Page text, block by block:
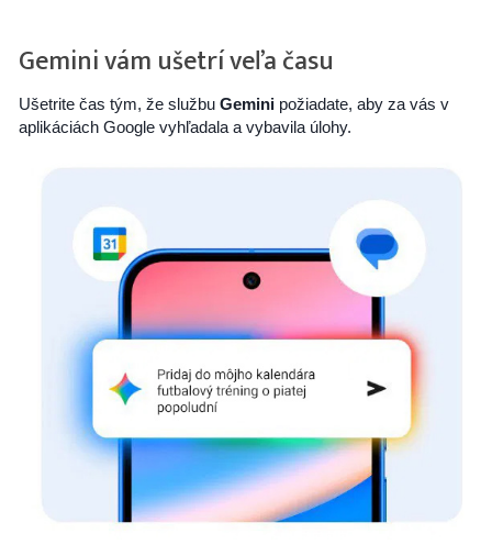
Gemini vám ušetrí veľa času
Ušetrite čas tým, že službu Geminipožiadate, aby za vás v
aplikáciách Google vyhľadala a vybavila úlohy.